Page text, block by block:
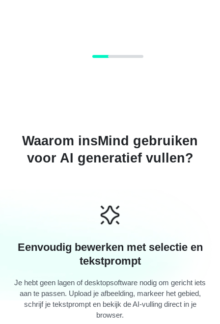
Waarom insMind gebruiken
voor AI generatief vullen?
Eenvoudig bewerken met selectie en
tekstprompt
Je hebt geen lagen of desktopsoftware nodig om gericht iets
aan te passen. Upload je afbeelding, markeer het gebied,
schrijf je tekstprompt en bekijk de AI-vulling direct in je
browser.